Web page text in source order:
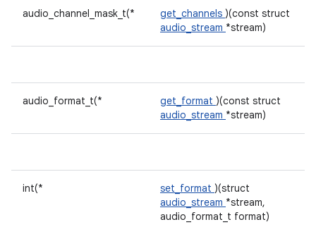
audio_channel_mask_t(* get_channels )(const struct
audio_stream *stream)
audio_format_t(* get_format )(const struct
audio_stream *stream)
int(* set_format )(struct
audio_stream *stream,
audio_format_t format)